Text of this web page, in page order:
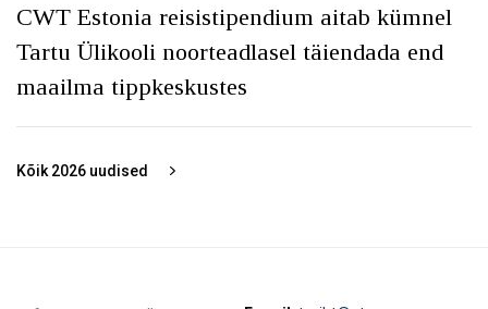
CWT Estonia reisistipendium aitab kümnel
Tartu Ülikooli noorteadlasel täiendada end
maailma tippkeskustes
Kõik 2026 uudised